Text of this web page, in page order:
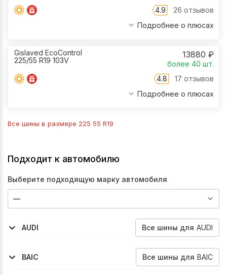
4.9
26 отзывов
Подробнее о плюсах
Gislaved EcoControl
225/55 R19 103V
13880 ₽
более 40 шт.
4.8
17 отзывов
Подробнее о плюсах
Все шины в размере 225 55 R19
Подходит к автомобилю
Выберите подходящую марку автомобиля
AUDI Все шины для AUDI
2021-2026
2024-2026
BAIC
Все шины для BAIC